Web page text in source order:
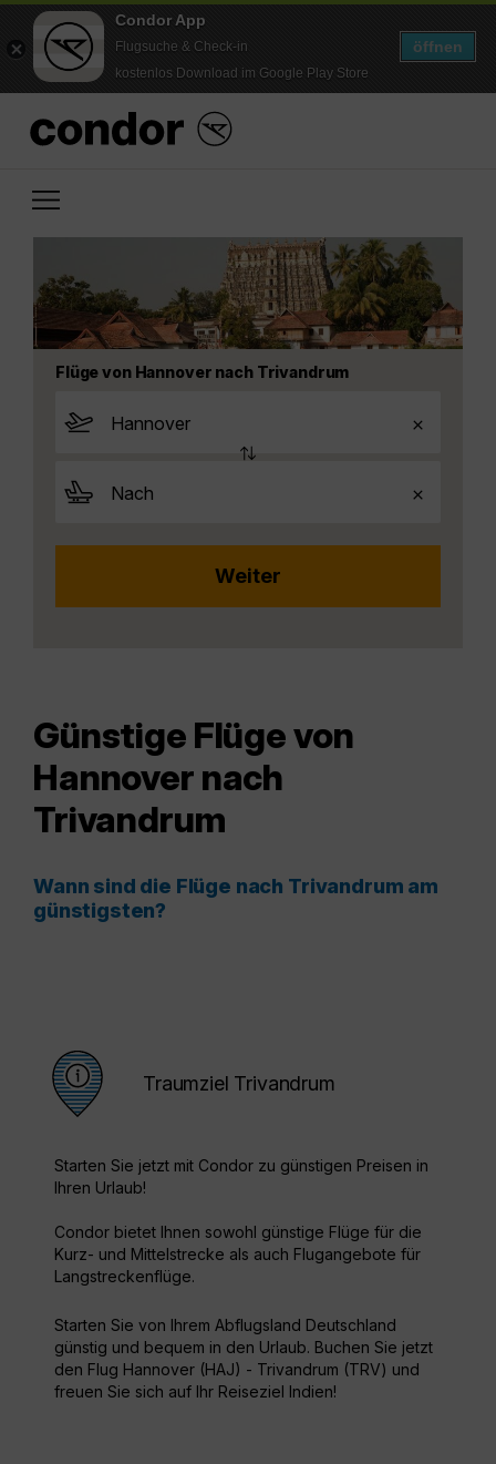
Condor App
Flugsuche & Check-in
kostenlos Download im Google Play Store
öffnen
Flüge von Hannover nach Trivandrum
Günstige Flüge von
Hannover nach
Trivandrum
Wann sind die Flüge nach Trivandrum am
günstigsten?
Traumziel Trivandrum
Starten Sie jetzt mit Condor zu günstigen Preisen in
Ihren Urlaub!
Condor bietet Ihnen sowohl günstige Flüge für die
Kurz- und Mittelstrecke als auch Flugangebote für
Langstreckenflüge.
Starten Sie von Ihrem Abflugsland Deutschland
günstig und bequem in den Urlaub. Buchen Sie jetzt
den Flug Hannover (HAJ) - Trivandrum (TRV) und
freuen Sie sich auf Ihr Reiseziel Indien!